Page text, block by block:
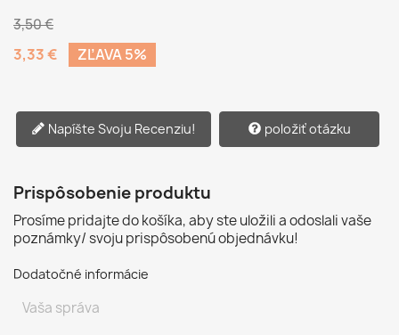
3,50 €
3,33 € ZĽAVA 5%
Napíšte Svoju Recenziu! položiť otázku
Prispôsobenie produktu
Prosíme pridajte do košíka, aby ste uložili a odoslali vaše
poznámky/ svoju prispôsobenú objednávku!
Dodatočné informácie